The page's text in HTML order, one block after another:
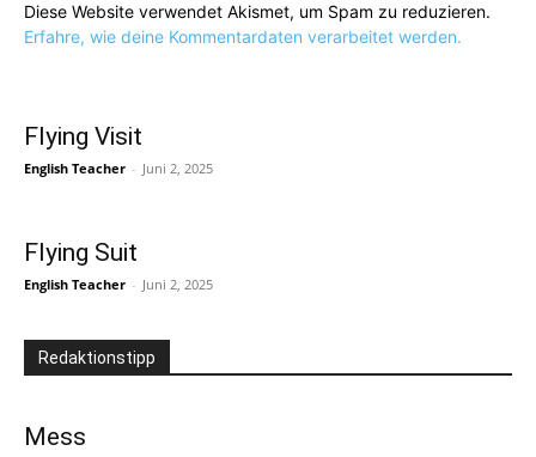
Diese Website verwendet Akismet, um Spam zu reduzieren.
Erfahre, wie deine Kommentardaten verarbeitet werden.
Flying Visit
English Teacher - Juni 2, 2025
Flying Suit
English Teacher - Juni 2, 2025
Redaktionstipp
Mess